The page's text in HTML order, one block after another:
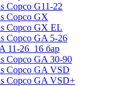
Copco G11-22
Copco GX
Copco GX EL
Copco GA 5-26
11-26_16 бар
Copco GA 30-90
Copco GA VSD
Copco GA VSD+